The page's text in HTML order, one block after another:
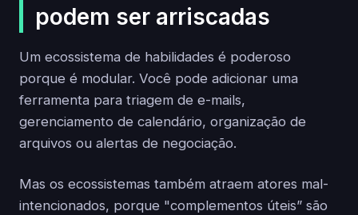
podem ser arriscadas
Um ecossistema de habilidades é poderoso
porque é modular. Você pode adicionar uma
ferramenta para triagem de e-mails,
gerenciamento de calendário, organização de
arquivos ou alertas de negociação.
Mas os ecossistemas também atraem atores mal-
intencionados, porque "complementos úteis” são